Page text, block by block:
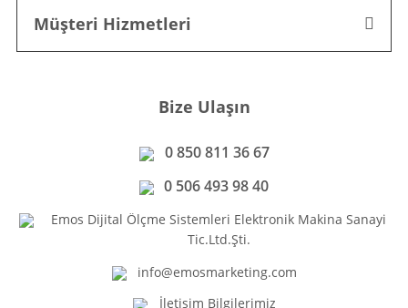
Müşteri Hizmetleri
Bize Ulaşın
0 850 811 36 67
0 506 493 98 40
Emos Dijital Ölçme Sistemleri Elektronik Makina Sanayi
Tic.Ltd.Şti.
info@emosmarketing.com
İletişim Bilgilerimiz